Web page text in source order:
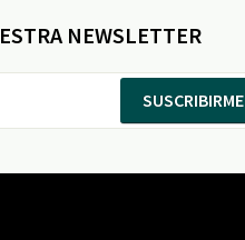
NEWSLETTER
SUSCRIBIRME